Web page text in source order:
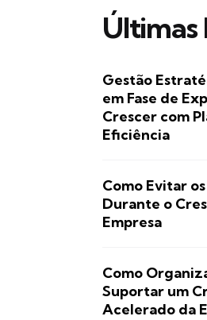
Últimas
Gestão
em Fase de
Crescer com
Eficiência
Como Evitar
Durante o
Empresa
Como
Suportar um
Acelerado da